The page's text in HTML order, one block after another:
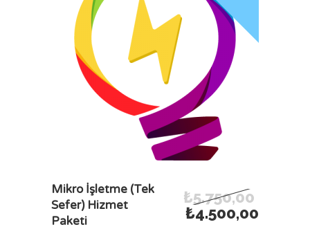
SEPETE EKLE
Mikro İşletme (Tek
Sefer) Hizmet
Paketi
₺5.750,00
₺4.500,00